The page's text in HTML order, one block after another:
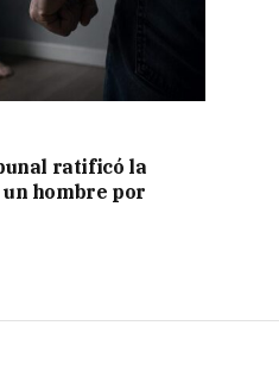
ratificó la
hombre por